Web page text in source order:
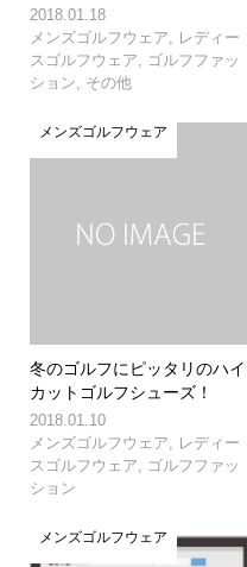
2018.01.18
メンズゴルフウェア
レディー
スゴルフウェア
ゴルフファッ
ション
その他
メンズゴルフウェア
冬のゴルフにピッタリのハイ
カットゴルフシューズ！
2018.01.10
メンズゴルフウェア
レディー
スゴルフウェア
ゴルフファッ
ション
メンズゴルフウェア